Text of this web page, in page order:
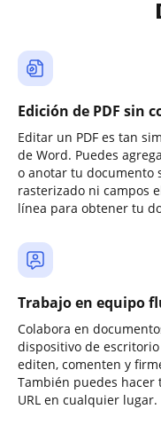
Edición de PDF sin
Editar un PDF es tan
de Word. Puedes
o anotar tu documento
rasterizado ni campos
línea para obtener tu
Trabajo en equipo
Colabora en
dispositivo de
editen, comenten y
También puedes
URL en cualquier lugar.